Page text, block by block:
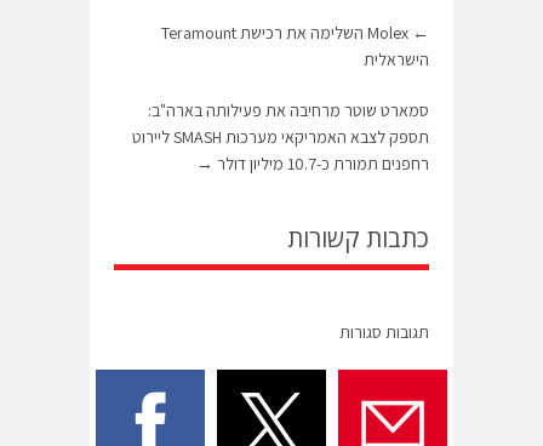
←
Molex השלימה את רכישת Teramount
הישראלית
סמארט שוטר מרחיבה את פעילותה בארה"ב:
תספק לצבא האמריקאי מערכות SMASH ליירוט
רחפנים תמורת כ-10.7 מיליון דולר
→
כתבות קשורות
תגובות סגורות